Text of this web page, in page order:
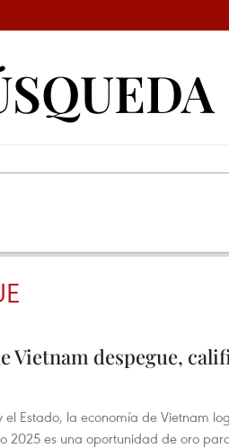
Vietnam despegue,
Estado, la economía de Vietnam
2025 es una oportunidad de oro